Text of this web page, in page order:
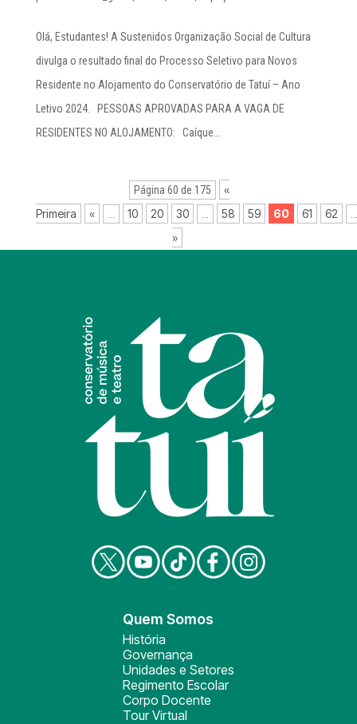
Olá, Estudantes! A Sustenidos Organização Social de Cultura
divulga o resultado final do Processo Seletivo para Novos
Residente no Alojamento do Conservatório de Tatuí – Ano
Letivo 2024. PESSOAS APROVADAS PARA A VAGA DE
RESIDENTES NO ALOJAMENTO: Caíque...
Página 60 de 175
«
Primeira
« 10 20 30 58 59 60 61 62
»
Quem Somos
História
Governança
Unidades e Setores
Regimento Escolar
Corpo Docente
Tour Virtual